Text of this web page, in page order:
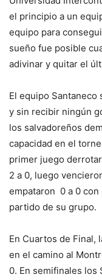
el principio a un
equipo para
sueño fue posible
adivinar y quitar el
El equipo Santaneco
y sin recibir ningún
los salvadoreños
capacidad en el
primer juego
2 a 0, luego
empataron 0 a 0
partido de su grupo.
En Cuartos de Final,
en el camino al
0. En semifinales los